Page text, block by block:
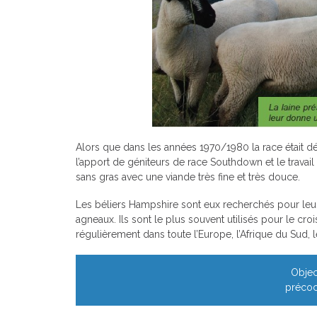
Alors que dans les années 1970/1980 la race était
l’apport de géniteurs de race Southdown et le
sans gras avec une viande très fine et très douce.
Les béliers Hampshire sont eux recherchés pour
agneaux. Ils sont le plus souvent utilisés pour le
régulièrement dans toute l’Europe, l’Afrique du Sud,